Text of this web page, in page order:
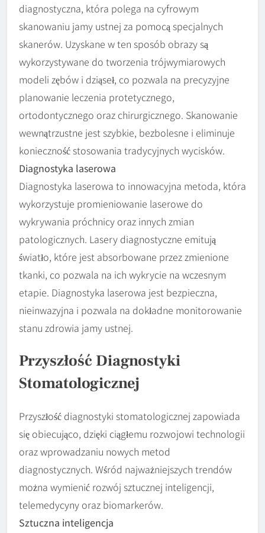
diagnostyczna, która polega na cyfrowym
skanowaniu jamy ustnej za pomocą specjalnych
skanerów. Uzyskane w ten sposób obrazy są
wykorzystywane do tworzenia trójwymiarowych
modeli zębów i dziąseł, co pozwala na precyzyjne
planowanie leczenia protetycznego,
ortodontycznego oraz chirurgicznego. Skanowanie
wewnątrzustne jest szybkie, bezbolesne i eliminuje
konieczność stosowania tradycyjnych wycisków.
Diagnostyka laserowa
Diagnostyka laserowa to innowacyjna metoda, która
wykorzystuje promieniowanie laserowe do
wykrywania próchnicy oraz innych zmian
patologicznych. Lasery diagnostyczne emitują
światło, które jest absorbowane przez zmienione
tkanki, co pozwala na ich wykrycie na wczesnym
etapie. Diagnostyka laserowa jest bezpieczna,
nieinwazyjna i pozwala na dokładne monitorowanie
stanu zdrowia jamy ustnej.
Przyszłość Diagnostyki
Stomatologicznej
Przyszłość diagnostyki stomatologicznej zapowiada
się obiecująco, dzięki ciągłemu rozwojowi technologii
oraz wprowadzaniu nowych metod
diagnostycznych. Wśród najważniejszych trendów
można wymienić rozwój sztucznej inteligencji,
telemedycyny oraz biomarkerów.
Sztuczna inteligencja